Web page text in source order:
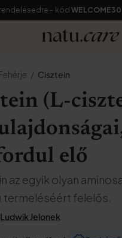
– kód WELCOME30
Cisztein
(L-
elő
az egyik olyan
termeléséért felelős.
Ludwik Jelonek